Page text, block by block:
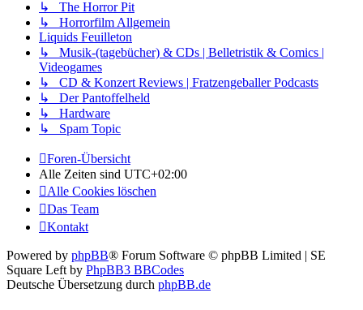
↳ The Horror Pit
↳ Horrorfilm Allgemein
Liquids Feuilleton
↳ Musik-(tagebücher) & CDs | Belletristik & Comics |
Videogames
↳ CD & Konzert Reviews | Fratzengeballer Podcasts
↳ Der Pantoffelheld
↳ Hardware
↳ Spam Topic
Foren-Übersicht
Alle Zeiten sind UTC+02:00
Alle Cookies löschen
Das Team
Kontakt
Powered by phpBB® Forum Software © phpBB Limited | SE
Square Left by PhpBB3 BBCodes
Deutsche Übersetzung durch phpBB.de